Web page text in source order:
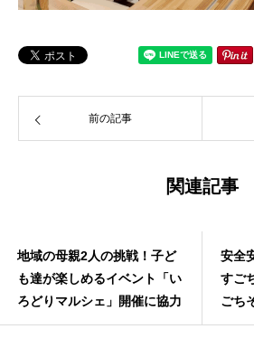
前の記事
関連記事
地域の母親2人の挑戦！子ど
も達が楽しめるイベント「い
ろどりマルシェ」開催に協力
安全
すご
ごち